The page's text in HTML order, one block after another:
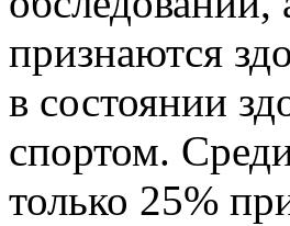
признаются
в состоянии
спортом.
только 25%